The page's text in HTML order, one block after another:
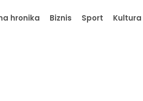
hronika Biznis Sport Kultura